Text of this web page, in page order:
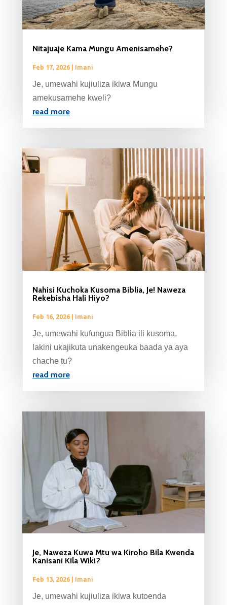
Nitajuaje Kama Mungu Amenisamehe?
Feb 17, 2026| Imani
Je, umewahi kujiuliza ikiwa Mungu
amekusamehe kweli?
read more
Nahisi Kuchoka Kusoma Biblia, Je! Naweza
Rekebisha Hali Hiyo?
Feb 16, 2026| Imani
Je, umewahi kufungua Biblia ili kusoma,
lakini ukajikuta unakengeuka baada ya aya
chache tu?
read more
Je, Naweza Kuwa Mtu wa Kiroho Bila Kwenda
Kanisani Kila Wiki?
Feb 13, 2026| Imani
Je, umewahi kujiuliza ikiwa kutoenda